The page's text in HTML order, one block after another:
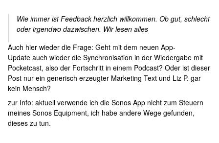
Wie immer ist Feedback herzlich willkommen. Ob gut, schlecht
oder irgendwo dazwischen. Wir lesen alles
Auch hier wieder die Frage: Geht mit dem neuen App-
Update auch wieder die Synchronisation in der Wiedergabe mit
Pocketcast, also der Fortschritt in einem Podcast? Oder ist dieser
Post nur ein generisch erzeugter Marketing Text und Liz P. gar
kein Mensch?
zur Info: aktuell verwende ich die Sonos App nicht zum Steuern
meines Sonos Equipment, ich habe andere Wege gefunden,
dieses zu tun.